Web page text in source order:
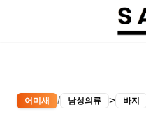
어미새 / 남성의류 > 바지